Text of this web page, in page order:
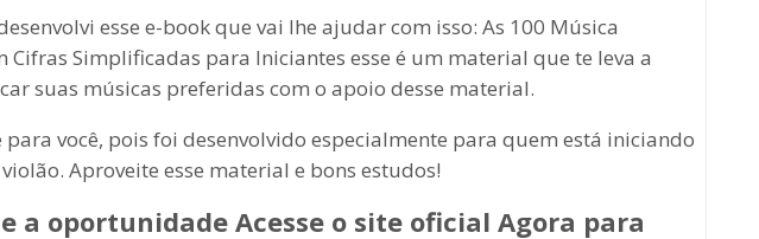
esse e-book que vai lhe ajudar com isso: As 100 Música
Cifras Simplificadas para Iniciantes esse é um material que te leva a
suas músicas preferidas com o apoio desse material.
para você, pois foi desenvolvido especialmente para quem está iniciando
Aproveite esse material e bons estudos!
a oportunidade Acesse o site oficial Agora para